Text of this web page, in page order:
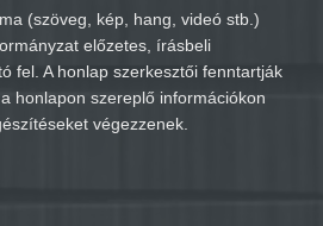
(szöveg, kép, hang, videó stb.)
előzetes, írásbeli
fel. A honlap szerkesztői fenntartják
honlapon szereplő információkon
végezzenek.